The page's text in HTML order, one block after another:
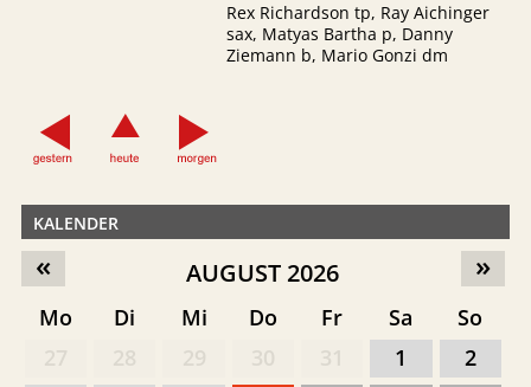
Rex Richardson tp, Ray Aichinger
sax, Matyas Bartha p, Danny
Ziemann b, Mario Gonzi dm
KALENDER
»
« AUGUST 2026
Mo Di Mi Do Fr Sa
So
1
2